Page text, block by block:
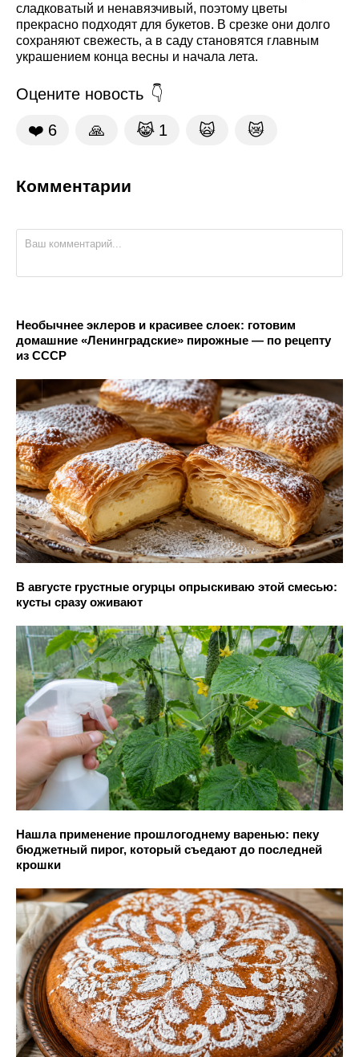
сладковатый и ненавязчивый, поэтому цветы
прекрасно подходят для букетов. В срезке они долго
сохраняют свежесть, а в саду становятся главным
украшением конца весны и начала лета.
Оцените новость
❤️ 6 🙏 😹 1 🙀 😿
Комментарии
Необычнее эклеров и красивее слоек: готовим
домашние «Ленинградские» пирожные — по рецепту
из СССР
В августе грустные огурцы опрыскиваю этой смесью:
кусты сразу оживают
Нашла применение прошлогоднему варенью: пеку
бюджетный пирог, который съедают до последней
крошки